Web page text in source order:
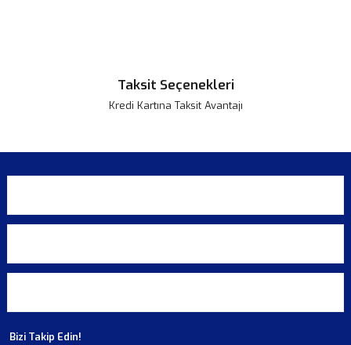
Taksit Seçenekleri
Kredi Kartına Taksit Avantajı
Bizi Takip Edin!